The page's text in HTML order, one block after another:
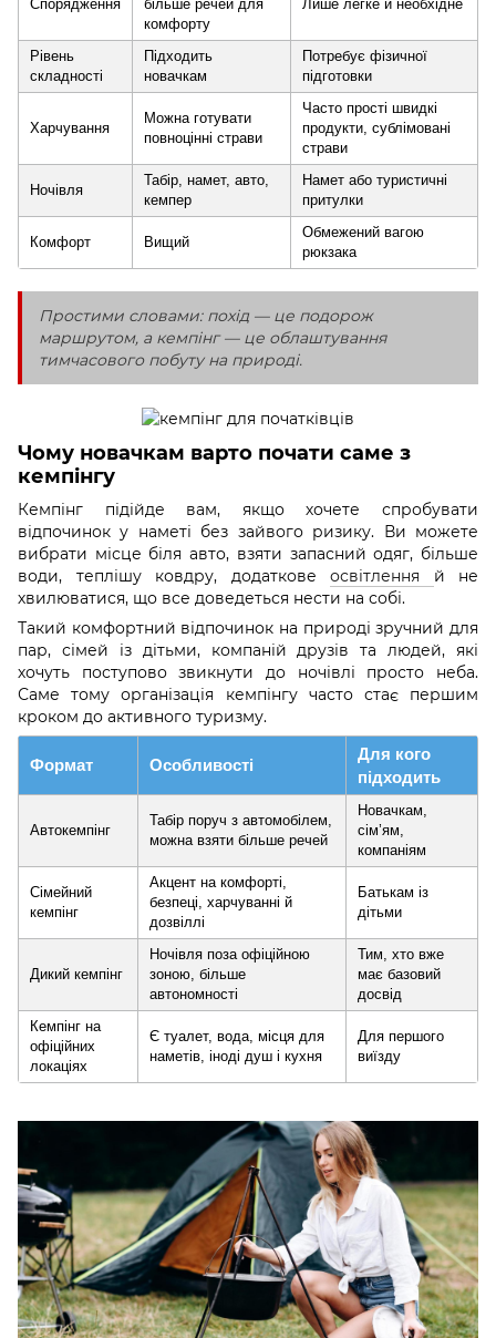
Спорядження
більше речей для
комфорту
Лише легке й необхідне
Рівень
складності
Підходить
новачкам
Потребує фізичної
підготовки
Харчування
Можна готувати
повноцінні страви
Часто прості швидкі
продукти, сублімовані
страви
Ночівля
Табір, намет, авто,
кемпер
Намет або туристичні
притулки
Комфорт Вищий
Обмежений вагою
рюкзака
Простими словами: похід — це подорож
маршрутом, а кемпінг — це облаштування
тимчасового побуту на природі.
Чому новачкам варто почати саме з
кемпінгу
Кемпінг підійде вам, якщо хочете спробувати
відпочинок у наметі без зайвого ризику. Ви можете
вибрати місце біля авто, взяти запасний одяг, більше
води, теплішу ковдру, додаткове освітлення й не
хвилюватися, що все доведеться нести на собі.
Такий комфортний відпочинок на природі зручний для
пар, сімей із дітьми, компаній друзів та людей, які
хочуть поступово звикнути до ночівлі просто неба.
Саме тому організація кемпінгу часто стає першим
кроком до активного туризму.
Формат Особливості
Для кого
підходить
Автокемпінг
Табір поруч з автомобілем,
можна взяти більше речей
Новачкам,
сім’ям,
компаніям
Сімейний
кемпінг
Акцент на комфорті,
безпеці, харчуванні й
дозвіллі
Батькам із
дітьми
Дикий кемпінг
Ночівля поза офіційною
зоною, більше
автономності
Тим, хто вже
має базовий
досвід
Кемпінг на
офіційних
локаціях
Є туалет, вода, місця для
наметів, іноді душ і кухня
Для першого
виїзду